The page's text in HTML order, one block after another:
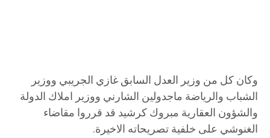
وكان كل من وزير العدل السابق غازي الجريبي ووزير
الشباب والرياضة ماجدولين الشارني ووزير املاك الدولة
والشؤون العقارية مبروك كرشيد قد قرروا مقاضاء
الغنوشي على خلفية تصريحاته الاخيرة.